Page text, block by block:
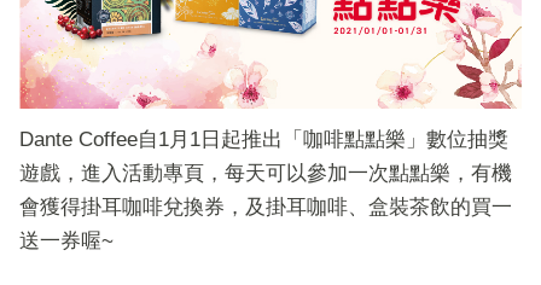
Dante Coffee自1月1日起推出「咖啡點點樂」數位抽獎
遊戲，進入活動專頁，每天可以參加一次點點樂，有機
會獲得掛耳咖啡兌換券，及掛耳咖啡、盒裝茶飲的買一
送一券喔~